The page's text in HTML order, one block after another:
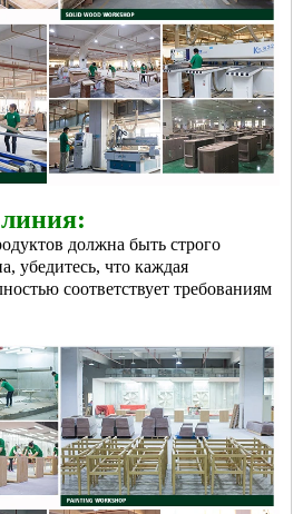
линия:
должна быть строго
убедитесь, что каждая
соответствует требованиям